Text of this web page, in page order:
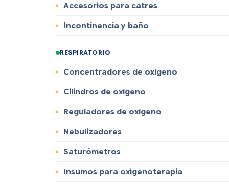
Accesorios para catres
Incontinencia y baño
RESPIRATORIO
Concentradores de oxígeno
Cilindros de oxígeno
Reguladores de oxígeno
Nebulizadores
Saturómetros
Insumos para oxigenoterapia